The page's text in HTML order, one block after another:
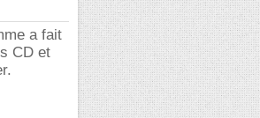
a fait
CD et